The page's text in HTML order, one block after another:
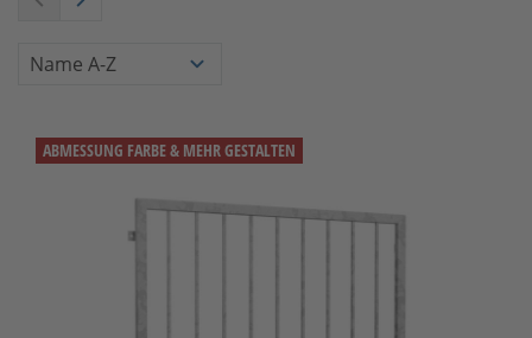
ABMESSUNG FARBE & MEHR GESTALTEN